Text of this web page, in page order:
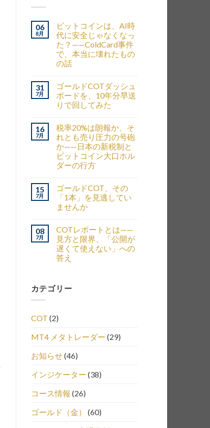
06
8月
ビットコインは、AI時
代に安全じゃなくなっ
た？——ColdCard事件
で、本当に壊れたもの
の話
31
7月
ゴールドCOTダッシュ
ボードを、10年分早送
りで回してみた
16
7月
税率20%は朗報か、そ
れとも売り圧力の号砲
か——日本の新税制と
ビットコイン大口ホル
ダーの行方
15
7月
ゴールドCOT、その
「1本」を見逃してい
ませんか
08
7月
COTレポートとは——
見方と限界、「公開が
遅くて使えない」への
答え
カテゴリー
COT (2)
MT4 メタトレーダー (29)
お知らせ(46)
インジケーター (38)
コース情報 (26)
ゴールド（金）
(60)